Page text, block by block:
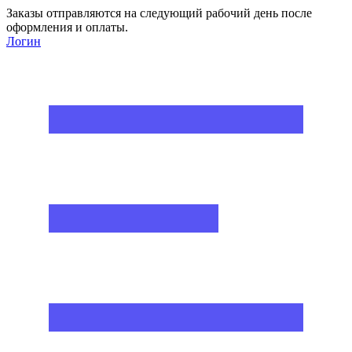
Заказы отправляются на следующий рабочий день после
оформления и оплаты.
Логин